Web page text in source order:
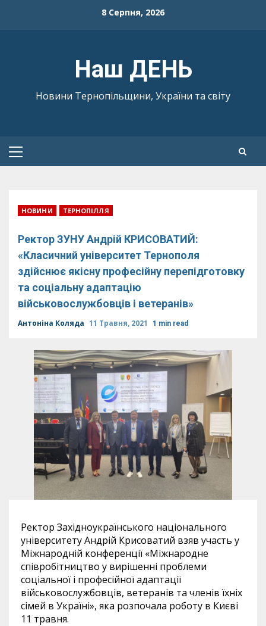
8 Серпня, 2026
Наш ДЕНЬ
Новини Тернопільщини, України та світу
Primary
НОВИНИ ТЕРНОПІЛЛЯ
Ректор ЗУНУ Андрій КРИСОВАТИЙ:
«Класичний університет Тернополя
здійснює якісну професійну перепідготовку
та соціальну адаптацію
військовослужбовців і ветеранів»
Антоніна Коляда 11 Травня, 2021 1 min read
Ректор Західноукраїнського національного
університету Андрій Крисоватий взяв участь у
Міжнародній конференції «Міжнародне
співробітництво у вирішенні проблеми
соціальної і професійної адаптації
військовослужбовців, ветеранів та членів їхніх
сімей в Україні», яка розпочала роботу в Києві
11 травня.